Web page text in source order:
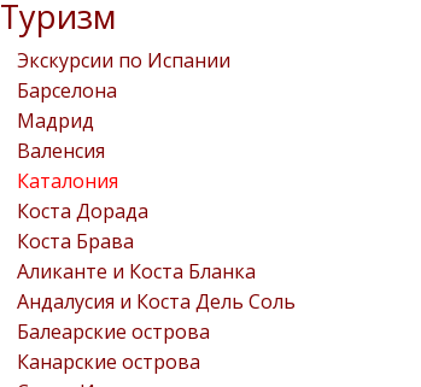
Туризм
Экскурсии по Испании
Барселона
Мадрид
Валенсия
Каталония
Коста Дорада
Коста Брава
Аликанте и Коста Бланка
Андалусия и Коста Дель Соль
Балеарские острова
Канарские острова